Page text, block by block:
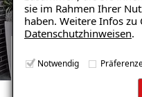
sie im Rahmen Ihrer
haben. Weitere Infos zu
Datenschutzhinweisen.
Notwendig
E-Mail eingeben